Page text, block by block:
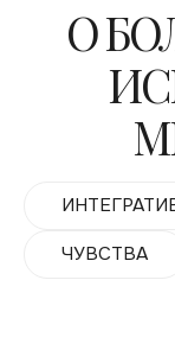
О
ЧУВСТВА